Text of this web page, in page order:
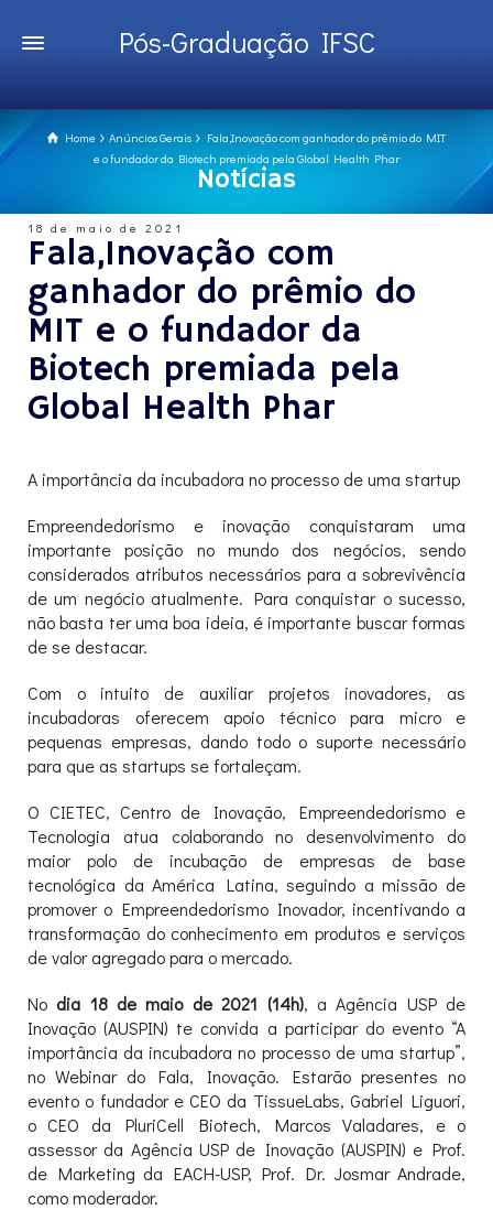
Pós-Graduação IFSC
Home Anúncios Gerais
Fala,Inovação com ganhador do prêmio do MIT
e o fundador da Biotech premiada pela Global Health Phar
Notícias
18 de maio de 2021
Fala,Inovação com
ganhador do prêmio do
MIT e o fundador da
Biotech premiada pela
Global Health Phar
A importância da incubadora no processo de uma startup
Empreendedorismo e inovação conquistaram uma
importante posição no mundo dos negócios, sendo
considerados atributos necessários para a sobrevivência
de um negócio atualmente. Para conquistar o sucesso,
não basta ter uma boa ideia, é importante buscar formas
de se destacar.
Com o intuito de auxiliar projetos inovadores, as
incubadoras oferecem apoio técnico para micro e
pequenas empresas, dando todo o suporte necessário
para que as startups se fortaleçam.
O CIETEC, Centro de Inovação, Empreendedorismo e
Tecnologia atua colaborando no desenvolvimento do
maior polo de incubação de empresas de base
tecnológica da América Latina, seguindo a missão de
promover o Empreendedorismo Inovador, incentivando a
transformação do conhecimento em produtos e serviços
de valor agregado para o mercado.
Nodia 18 de maio de 2021 (14h), a Agência USP de
Inovação (AUSPIN) te convida a participar do evento “A
importância da incubadora no processo de uma startup”,
no Webinar do Fala, Inovação. Estarão presentes no
evento o fundador e CEO da TissueLabs, Gabriel Liguori,
o CEO da PluriCell Biotech, Marcos Valadares, e o
assessor da Agência USP de Inovação (AUSPIN) e Prof.
de Marketing da EACH-USP, Prof. Dr. Josmar Andrade,
como moderador.